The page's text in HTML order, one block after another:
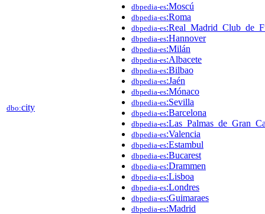
dbo:city
dbpedia-es:Moscú
dbpedia-es:Roma
dbpedia-es
dbpedia-es:Hannover
dbpedia-es:Milán
dbpedia-es:Albacete
dbpedia-es:Bilbao
dbpedia-es:Jaén
dbpedia-es:Mónaco
dbpedia-es:Sevilla
dbpedia-es:Barcelona
dbpedia-es
dbpedia-es:Valencia
dbpedia-es:Estambul
dbpedia-es:Bucarest
dbpedia-es:Drammen
dbpedia-es:Lisboa
dbpedia-es:Londres
dbpedia-es:Guimaraes
dbpedia-es:Madrid